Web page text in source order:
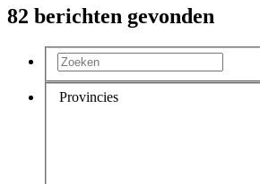
82 berichten gevonden
Provincies